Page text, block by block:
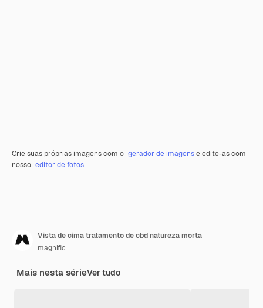
Crie suas próprias imagens com o gerador de imagense edite-as com
nosso editor de fotos.
Vista de cima tratamento de cbd natureza morta
magnific
Mais nesta sérieVer tudo